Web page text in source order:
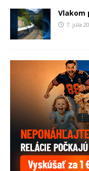
Vlakom
7. júla